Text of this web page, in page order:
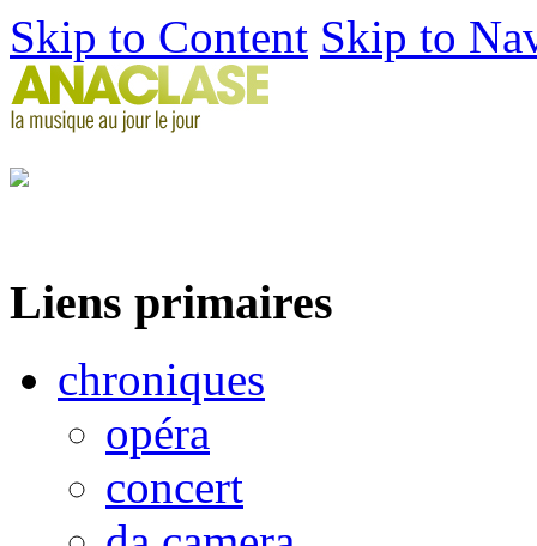
Skip to Content Skip to
Liens primaires
chroniques
opéra
concert